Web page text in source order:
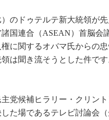
のドゥテルテ新大統領が
国連合（ASEAN）首脳会
に関するオバマ氏からの
は聞き流そうとした件です
党候補ヒラリー・クリン
た場であるテレビ討論会